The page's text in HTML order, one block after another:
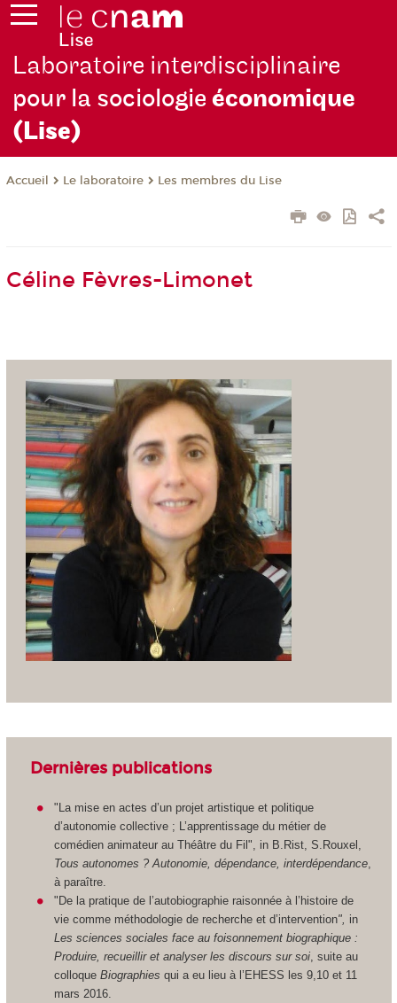
Laboratoire interdisciplinaire
pour la sociologieéconomique
(Lise)
Accueil Le laboratoire Les membres du Lise
Céline Fèvres-Limonet
Dernières publications
"La mise en actes d’un projet artistique et politique
d’autonomie collective ; L’apprentissage du métier de
comédien animateur au Théâtre du Fil", in B.Rist, S.Rouxel,
Tous autonomes ? Autonomie, dépendance, interdépendance
à paraître.
"De la pratique de l’autobiographie raisonnée à l’histoire de
vie comme méthodologie de recherche et d’intervention", in
Les sciences sociales face au foisonnement biographique :
Produire, recueillir et analyser les discours sur soi , suite au
colloqueBiographies qui a eu lieu à l’EHESS les 9,10 et 11
mars 2016.